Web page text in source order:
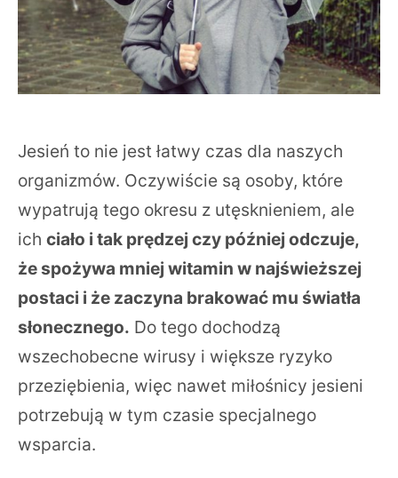
Jesień to nie jest łatwy czas dla naszych
organizmów. Oczywiście są osoby, które
wypatrują tego okresu z utęsknieniem, ale
ich ciało i tak prędzej czy później odczuje,
że spożywa mniej witamin w najświeższej
postaci i że zaczyna brakować mu światła
słonecznego. Do tego dochodzą
wszechobecne wirusy i większe ryzyko
przeziębienia, więc nawet miłośnicy jesieni
potrzebują w tym czasie specjalnego
wsparcia.